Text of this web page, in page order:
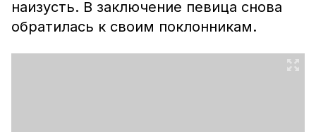
наизусть. В заключение певица снова
обратилась к своим поклонникам.